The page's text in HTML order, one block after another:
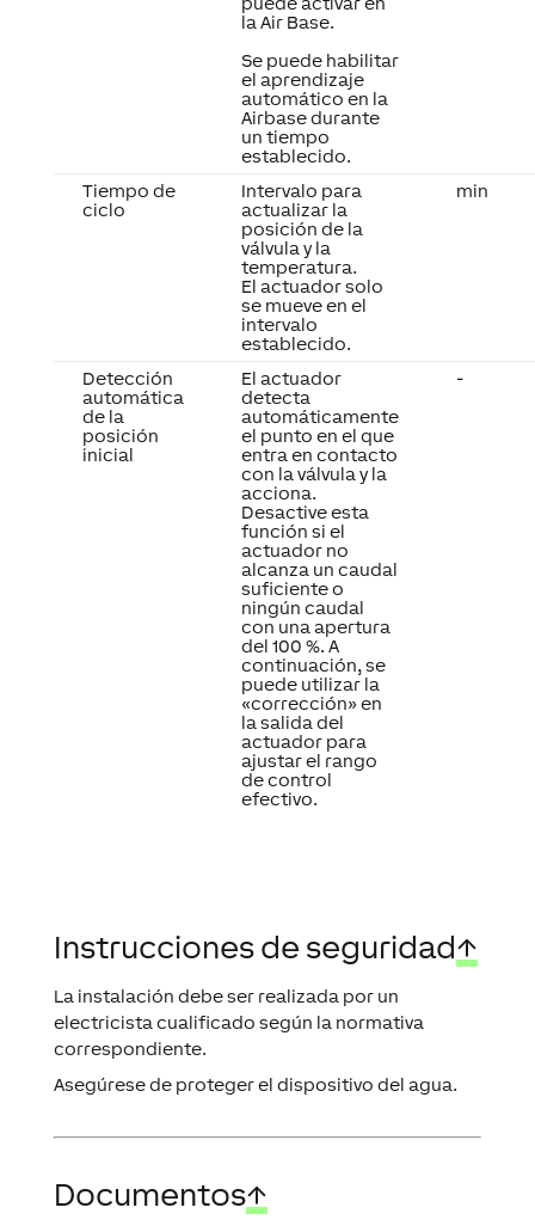
la Air Base.
Se puede habilitar
el aprendizaje
automático en la
Airbase durante
un tiempo
establecido.
Tiempo de
ciclo
Intervalo para
actualizar la
posición de la
válvula y la
temperatura.
El actuador solo
se mueve en el
intervalo
establecido.
min
Detección
automática
de la
posición
inicial
El actuador
detecta
automáticamente
el punto en el que
entra en contacto
con la válvula y la
acciona.
Desactive esta
función si el
actuador no
alcanza un caudal
suficiente o
ningún caudal
con una apertura
del 100 %. A
continuación, se
puede utilizar la
«corrección» en
la salida del
actuador para
ajustar el rango
de control
efectivo.
-
Instrucciones de seguridad↑
La instalación debe ser realizada por un
electricista cualificado según la normativa
correspondiente.
Asegúrese de proteger el dispositivo del agua.
Documentos↑